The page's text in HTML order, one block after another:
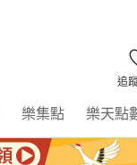
追
樂集點 樂天點